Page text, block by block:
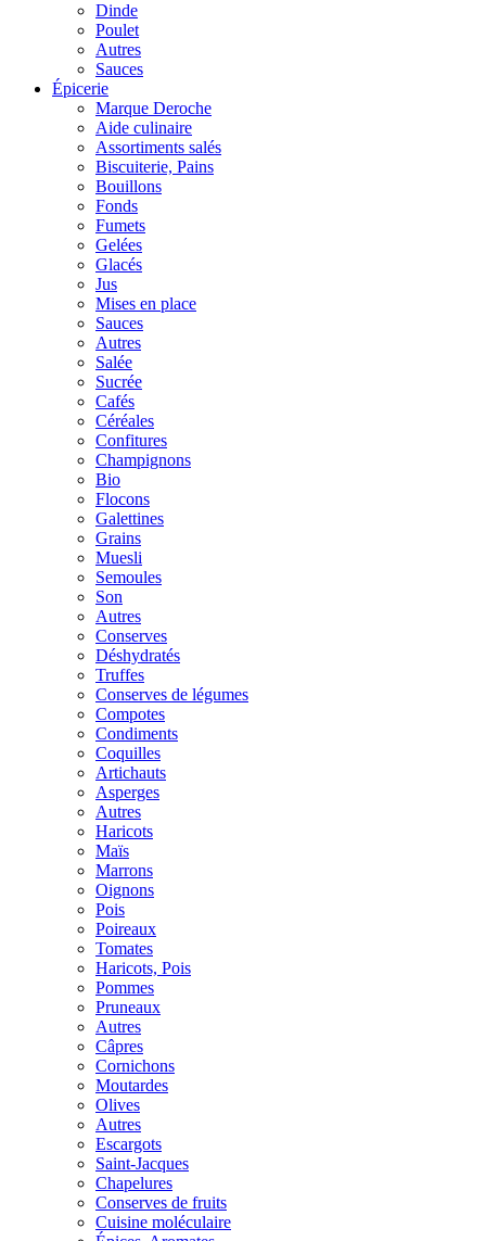
Dinde
Poulet
Autres
Sauces
Épicerie
Marque Deroche
Aide culinaire
Assortiments salés
Biscuiterie, Pains
Bouillons
Fonds
Fumets
Gelées
Glacés
Jus
Mises en place
Sauces
Autres
Salée
Sucrée
Cafés
Céréales
Confitures
Champignons
Bio
Flocons
Galettines
Grains
Muesli
Semoules
Son
Autres
Conserves
Déshydratés
Truffes
Conserves de légumes
Compotes
Condiments
Coquilles
Artichauts
Asperges
Autres
Haricots
Maïs
Marrons
Oignons
Pois
Poireaux
Tomates
Haricots, Pois
Pommes
Pruneaux
Autres
Câpres
Cornichons
Moutardes
Olives
Autres
Escargots
Saint-Jacques
Chapelures
Conserves de fruits
Cuisine moléculaire